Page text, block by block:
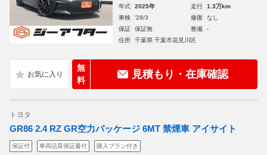
年式 2025年 走行
1.3万km
車検
'28/3 修復
なし
保証
保証無 整備
-
住所
千葉県 千葉市花見川区
無
料
見積もり・在庫確認
トヨタ
GR86 2.4 RZ GR空力パッケージ 6MT 禁煙車 アイサイト
保証付 車両品質保証書付 購入プラン付き